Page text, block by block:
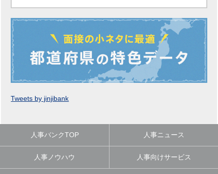
Tweets by jinjibank
人事バンクTOP 人事ニュース
人事ノウハウ 人事向けサービス